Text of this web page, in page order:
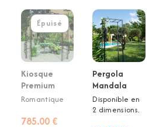
Épuisé
Kiosque
Premium
Romantique
785.00 €
Pergola
Mandala
Disponible en
2 dimensions.